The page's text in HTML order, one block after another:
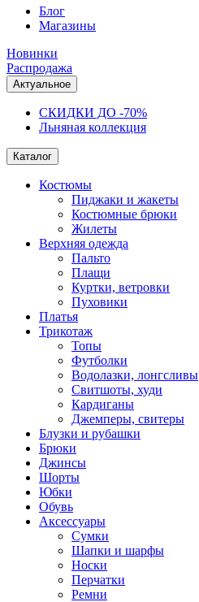
Блог
Магазины
Новинки
Распродажа
Актуальное
СКИДКИ ДО -70%
Льняная коллекция
Каталог
Костюмы
Пиджаки и жакеты
Костюмные брюки
Жилеты
Верхняя одежда
Пальто
Плащи
Куртки, ветровки
Пуховики
Платья
Трикотаж
Топы
Футболки
Водолазки, лонгсливы
Свитшоты, худи
Кардиганы
Джемперы, свитеры
Блузки и рубашки
Брюки
Джинсы
Шорты
Юбки
Обувь
Аксессуары
Сумки
Шапки и шарфы
Носки
Перчатки
Ремни